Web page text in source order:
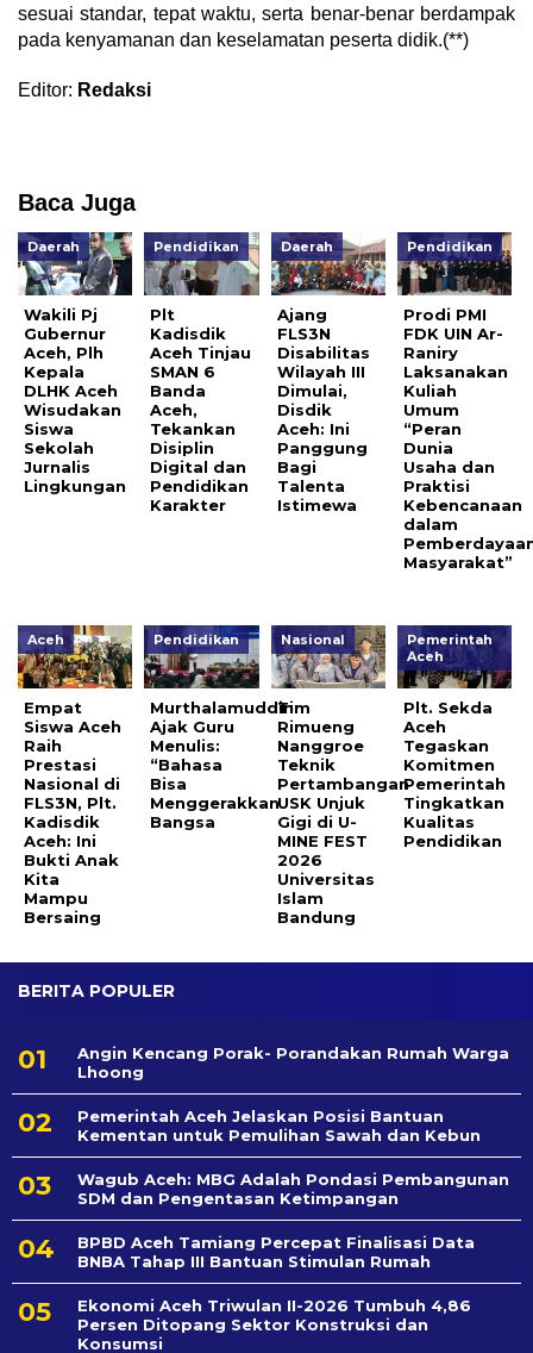
sesuai standar, tepat waktu, serta benar-benar berdampak
pada kenyamanan dan keselamatan peserta didik.(**)
Editor: Redaksi
Baca Juga
Daerah
Wakili Pj
Gubernur
Aceh, Plh
Kepala
DLHK Aceh
Wisudakan
Siswa
Sekolah
Jurnalis
Lingkungan
Pendidikan
Plt
Kadisdik
Aceh Tinjau
SMAN 6
Banda
Aceh,
Tekankan
Disiplin
Digital dan
Pendidikan
Karakter
Daerah
Ajang
FLS3N
Disabilitas
Wilayah III
Dimulai,
Disdik
Aceh: Ini
Panggung
Bagi
Talenta
Istimewa
Pendidikan
Prodi PMI
FDK UIN Ar-
Raniry
Laksanakan
Kuliah
Umum
“Peran
Dunia
Usaha dan
Praktisi
Kebencanaan
dalam
Masyarakat”
Aceh
Empat
Siswa Aceh
Raih
Prestasi
Nasional di
FLS3N, Plt.
Kadisdik
Aceh: Ini
Bukti Anak
Kita
Mampu
Bersaing
Pendidikan
Murthalamuddin
Ajak Guru
Menulis:
“Bahasa
Bisa
Menggerakkan
Bangsa
Nasional
Tim
Rimueng
Nanggroe
Teknik
Pertambangan
USK Unjuk
Gigi di U-
MINE FEST
2026
Universitas
Islam
Bandung
Pemerintah
Aceh
Plt. Sekda
Aceh
Tegaskan
Komitmen
Pemerintah
Tingkatkan
Kualitas
Pendidikan
BERITA POPULER
Angin Kencang Porak- Porandakan Rumah Warga
Lhoong
Pemerintah Aceh Jelaskan Posisi Bantuan
Kementan untuk Pemulihan Sawah dan Kebun
Wagub Aceh: MBG Adalah Pondasi Pembangunan
SDM dan Pengentasan Ketimpangan
BPBD Aceh Tamiang Percepat Finalisasi Data
BNBA Tahap III Bantuan Stimulan Rumah
Ekonomi Aceh Triwulan II-2026 Tumbuh 4,86
Persen Ditopang Sektor Konstruksi dan
Konsumsi